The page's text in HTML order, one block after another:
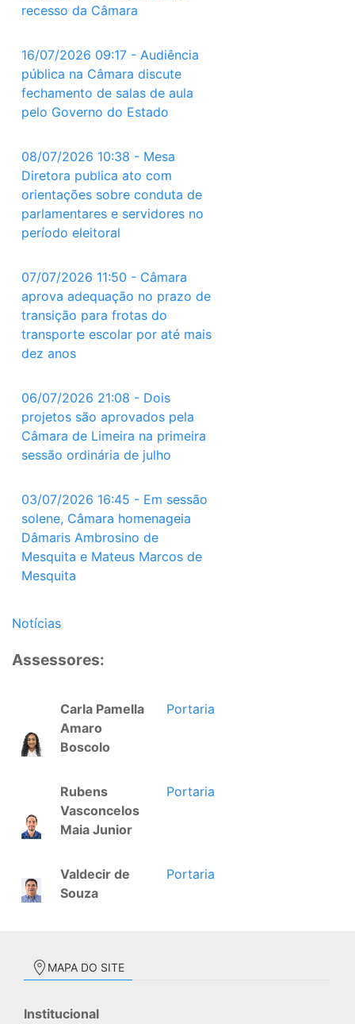
recesso da Câmara
16/07/2026 09:17 - Audiência
pública na Câmara discute
fechamento de salas de aula
pelo Governo do Estado
08/07/2026 10:38 - Mesa
Diretora publica ato com
orientações sobre conduta de
parlamentares e servidores no
período eleitoral
07/07/2026 11:50 - Câmara
aprova adequação no prazo de
transição para frotas do
transporte escolar por até mais
dez anos
06/07/2026 21:08 - Dois
projetos são aprovados pela
Câmara de Limeira na primeira
sessão ordinária de julho
03/07/2026 16:45 - Em sessão
solene, Câmara homenageia
Dâmaris Ambrosino de
Mesquita e Mateus Marcos de
Mesquita
Notícias
Assessores:
Carla Pamella
Amaro
Boscolo
Portaria
Rubens
Vasconcelos
Maia Junior
Portaria
Valdecir de
Souza
Portaria
MAPA DO SITE
Institucional